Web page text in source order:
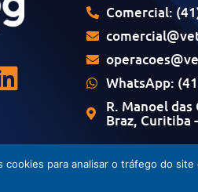
Comercial:
WhatsApp:
R. Manoel das
Braz, Curitiba
cookies para analisar o tráfego do